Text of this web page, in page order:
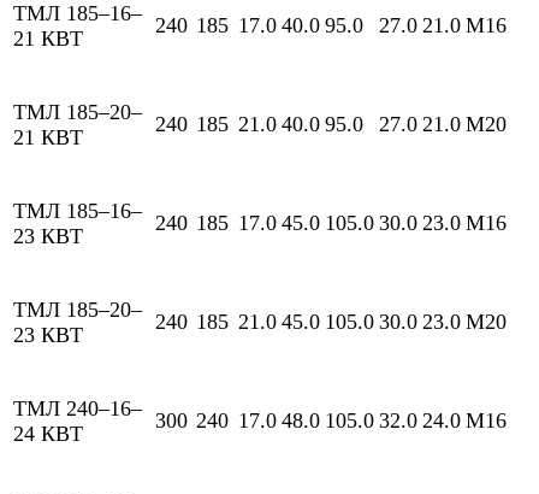
ТМЛ 185–16–
21 КВТ
240 185 17.0 40.0 95.0 27.0 21.0 М16
ТМЛ 185–20–
21 КВТ
240 185 21.0 40.0 95.0 27.0 21.0 М20
ТМЛ 185–16–
23 КВТ
240 185 17.0 45.0 105.0 30.0 23.0 М16
ТМЛ 185–20–
23 КВТ
240 185 21.0 45.0 105.0 30.0 23.0 М20
ТМЛ 240–16–
24 КВТ
300 240 17.0 48.0 105.0 32.0 24.0 М16